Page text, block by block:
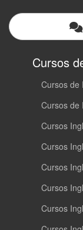
Cursos
Cursos de
Cursos de
Cursos
Cursos
Cursos
Cursos
Cursos